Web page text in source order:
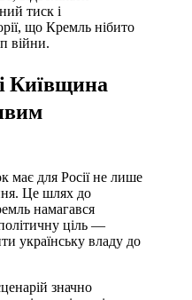
тиск і
що Кремль нібито
війни.
Київщина
має для Росії не лише
Це шлях до
намагався
ціль —
українську владу до
значно